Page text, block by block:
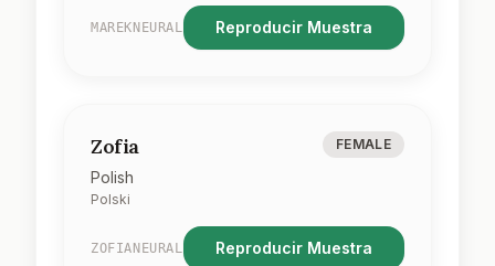
MAREKNEURAL Reproducir Muestra
Zofia
Polish
Polski
FEMALE
ZOFIANEURAL Reproducir Muestra